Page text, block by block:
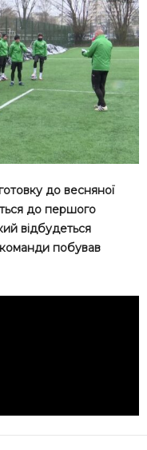
до весняної
до першого
відбудеться
побував